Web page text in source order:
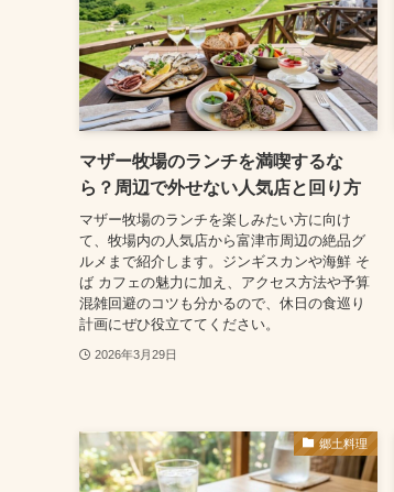
マザー牧場のランチを満喫するな
ら？周辺で外せない人気店と回り方
マザー牧場のランチを楽しみたい方に向け
て、牧場内の人気店から富津市周辺の絶品グ
ルメまで紹介します。ジンギスカンや海鮮 そ
ば カフェの魅力に加え、アクセス方法や予算
混雑回避のコツも分かるので、休日の食巡り
計画にぜひ役立ててください。
2026年3月29日
郷土料理